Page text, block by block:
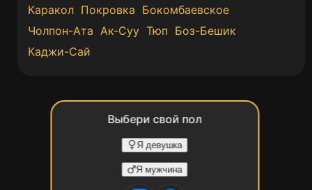
Каракол Покровка Бокомбаевское
Чолпон-Ата Ак-Суу Тюп Боз-Бешик
Каджи-Сай
Выбери свой пол
Я девушка
Я мужчина